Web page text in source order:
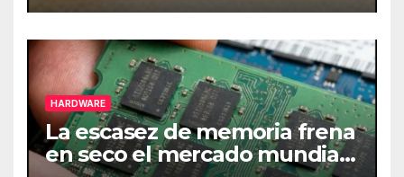
HARDWARE
La escasez de memoria frena
en seco el mercado mundial